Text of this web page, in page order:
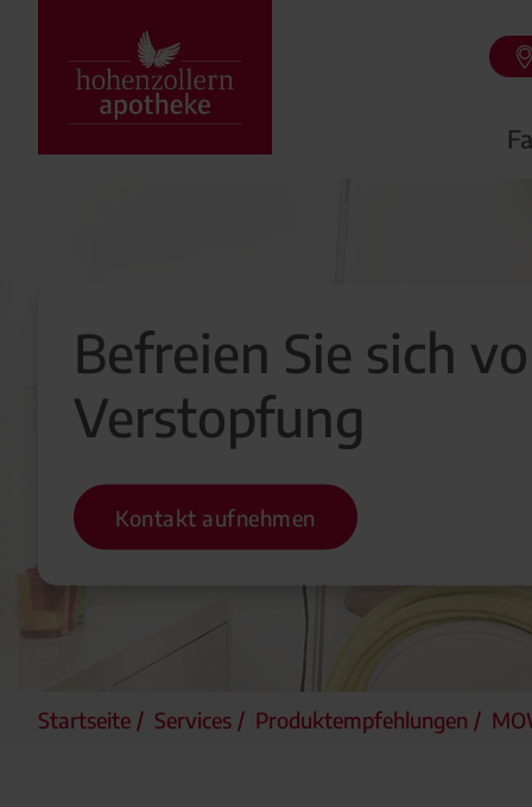
Befreien Sie sich
Verstopfung
Kontakt aufnehmen
Startseite Services Produktempfehlungen